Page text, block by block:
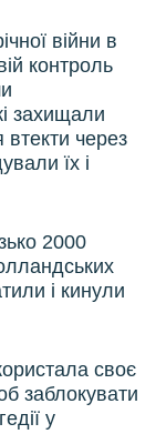
війни в
контроль
захищали
через
їх і
2000
і кинули
своє
заблокувати
у